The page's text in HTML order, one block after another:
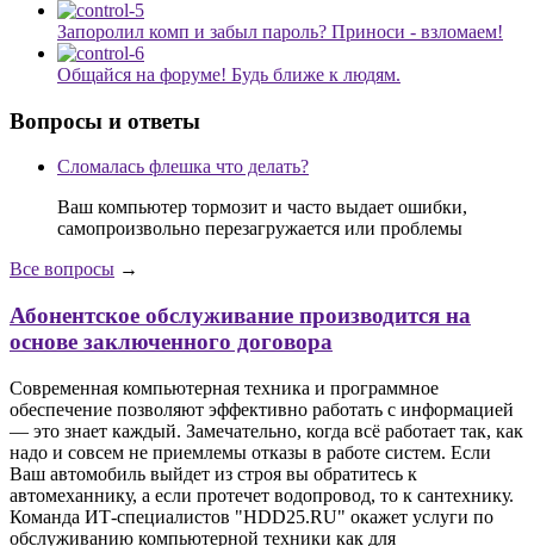
Запоролил комп и забыл пароль? Приноси - взломаем!
Общайся на форуме! Будь ближе к людям.
Вопросы и ответы
Сломалась флешка что делать?
Ваш компьютер тормозит и часто выдает ошибки,
самопроизвольно перезагружается или проблемы
Все вопросы →
Абонентское обслуживание производится на
основе заключенного договора
Современная компьютерная техника и программное
обеспечение позволяют эффективно работать с информацией
— это знает каждый. Замечательно, когда всё работает так, как
надо и совсем не приемлемы отказы в работе систем. Если
Ваш автомобиль выйдет из строя вы обратитесь к
автомеханнику, а если протечет водопровод, то к сантехнику.
Команда ИТ-специалистов "HDD25.RU" окажет услуги по
обслуживанию компьютерной техники как для